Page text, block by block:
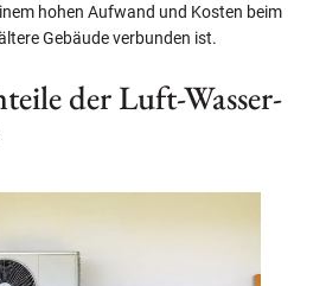
hohen Aufwand und Kosten beim
Gebäude verbunden ist.
der Luft-Wasser-